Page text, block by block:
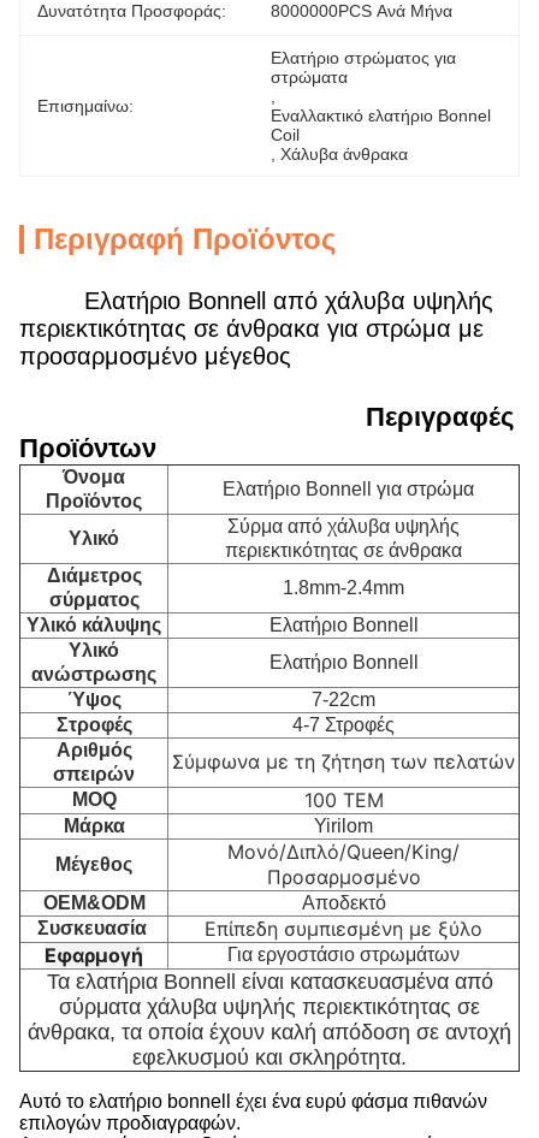
Δυνατότητα Προσφοράς: 8000000PCS Ανά Μήνα
Επισημαίνω:
Ελατήριο στρώματος για
στρώματα
Εναλλακτικό ελατήριο Bonnel
Coil
Χάλυβα άνθρακα
Περιγραφή Προϊόντος
Ελατήριο Bonnell από χάλυβα υψηλής
περιεκτικότητας σε άνθρακα για στρώμα με
προσαρμοσμένο μέγεθος
Περιγραφές
Προϊόντων
Όνομα
Προϊόντος
Ελατήριο Bonnell για στρώμα
Υλικό
Σύρμα από χάλυβα υψηλής
περιεκτικότητας σε άνθρακα
Διάμετρος
σύρματος
1.8mm-2.4mm
Υλικό κάλυψης
Ελατήριο Bonnell
Υλικό
ανώστρωσης
Ελατήριο Bonnell
Ύψος
7-22cm
Στροφές
4-7 Στροφές
Αριθμός
σπειρών
Σύμφωνα με τη ζήτηση των πελατών
MOQ 100 ΤΕΜ
Μάρκα
Yirilom
Μέγεθος
Μονό/Διπλό/Queen/King/
Προσαρμοσμένο
OEM&ODM
Αποδεκτό
Συσκευασία
Επίπεδη συμπιεσμένη με ξύλο
Εφαρμογή
Για εργοστάσιο στρωμάτων
Τα ελατήρια Bonnell είναι κατασκευασμένα από
σύρματα χάλυβα υψηλής περιεκτικότητας σε
άνθρακα, τα οποία έχουν καλή απόδοση σε αντοχή
εφελκυσμού και σκληρότητα.
Αυτό το ελατήριο bonnell έχει ένα ευρύ φάσμα πιθανών
επιλογών προδιαγραφών.